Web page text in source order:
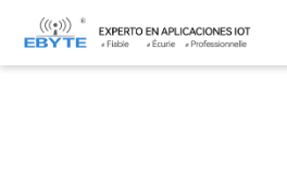
Home > Modem > Wireless modem